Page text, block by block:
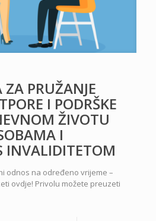
PRUŽANJE
I PODRŠKE
ŽIVOTU
I
INVALIDITETOM
odnos na određeno vrijeme –
ovdje! Privolu možete preuzeti